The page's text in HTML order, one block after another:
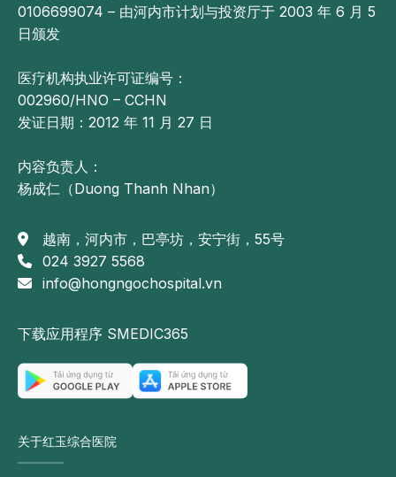
0106699074 – 由河内市计划与投资厅于 2003 年 6 月 5
日颁发
医疗机构执业许可证编号：
002960/HNO – CCHN
发证日期：2012 年 11 月 27 日
内容负责人：
杨成仁（Duong Thanh Nhan）
越南，河内市，巴亭坊，安宁街，55号
024 3927 5568
info@hongngochospital.vn
下载应用程序 SMEDIC365
关于红玉综合医院